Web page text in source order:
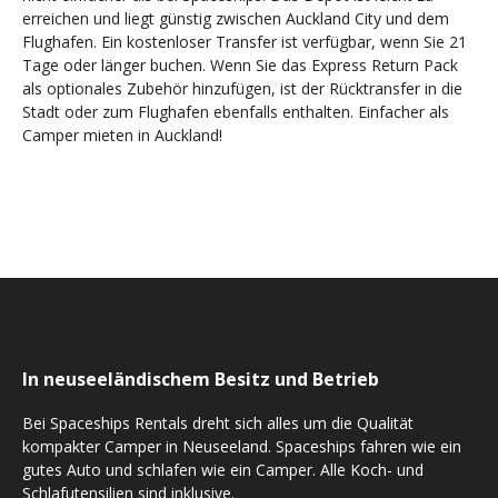
erreichen und liegt günstig zwischen Auckland City und dem
Flughafen. Ein kostenloser Transfer ist verfügbar, wenn Sie 21
Tage oder länger buchen. Wenn Sie das Express Return Pack
als optionales Zubehör hinzufügen, ist der Rücktransfer in die
Stadt oder zum Flughafen ebenfalls enthalten. Einfacher als
Camper mieten in Auckland!
In neuseeländischem Besitz und Betrieb
Bei Spaceships Rentals dreht sich alles um die Qualität
kompakter Camper in Neuseeland. Spaceships fahren wie ein
gutes Auto und schlafen wie ein Camper. Alle Koch- und
Schlafutensilien sind inklusive.